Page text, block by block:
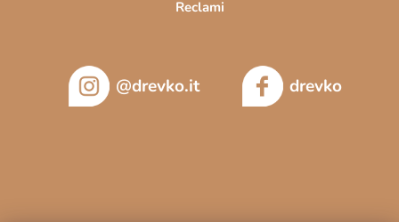
Reclami
@drevko.it drevko